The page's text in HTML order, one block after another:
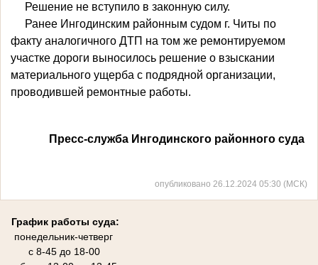
Решение не вступило в законную силу.
Ранее Ингодинским районным судом г. Читы по
факту аналогичного ДТП на том же ремонтируемом
участке дороги выносилось решение о взыскании
материального ущерба с подрядной организации,
проводившей ремонтные работы.
Пресс-служба Ингодинского районного суда
опубликовано 26.12.2024 05:30 (МСК)
График работы суда:
понедельник-четверг
с 8-45 до 18-00